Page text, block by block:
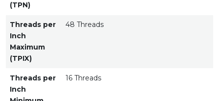
(TPN)
Threads per
Inch
Maximum
(TPIX)
48 Threads
Threads per
Inch
16 Threads